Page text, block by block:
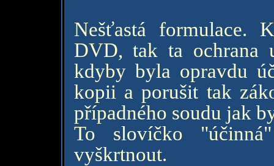
Nešťastá formulace.
DVD, tak ta ochrana
kdyby byla opravdu
kopii a porušit tak
případného soudu jak
To slovíčko
vyškrtnout.